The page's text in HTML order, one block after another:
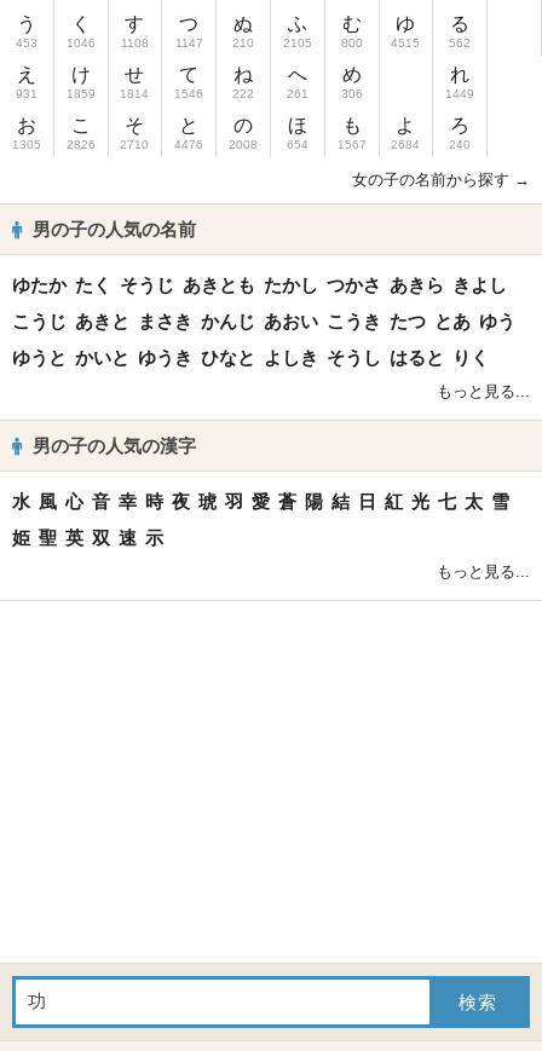
う
453
え
931
お
1305
く
1046
け
1859
こ
2826
す
1108
せ
1814
そ
2710
つ
1147
て
1546
と
4476
ぬ
210
ね
222
の
2008
ふ
2105
へ
261
ほ
654
む
800
め
306
も
1567
ゆ
4515
よ
2684
る
562
れ
1449
ろ
240
女の子の名前から探す →
男の子の人気の名前
ゆたか たく そうじ あきとも たかし つかさ あきら きよし
こうじ あきと まさき かんじ あおい こうき たつ とあ ゆう
ゆうと かいと ゆうき ひなと よしき そうし はると りく
もっと見る...
男の子の人気の漢字
水 風 心 音 幸 時 夜 琥 羽 愛 蒼 陽 結 日 紅 光 七 太 雪
姫 聖 英 双 速 示
もっと見る...